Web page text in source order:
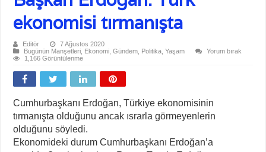
ekonomisi tırmanışta
Editör
7 Ağustos 2020
Bugünün Manşetleri Ekonomi ,Gündem Politika ,Yaşam
Yorum bırak
1,166 Görüntülenme
Cumhurbaşkanı Erdoğan, Türkiye ekonomisinin
tırmanışta olduğunu ancak ısrarla görmeyenlerin
olduğunu söyledi.
Ekonomideki durum Cumhurbaşkanı Erdoğan’a